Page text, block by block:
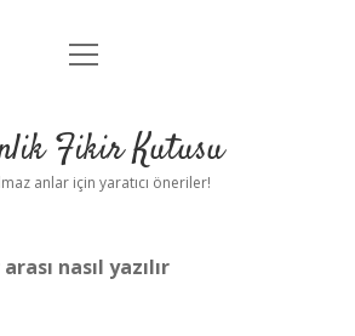
Anasayfa
Yasal Uyarı
menüyü
Fikir Kutusu
anlar için yaratıcı öneriler!
nasıl yazılır